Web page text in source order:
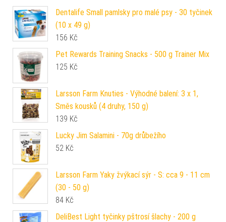
Dentalife Small pamlsky pro malé psy - 30 tyčinek
(10 x 49 g)
156 Kč
Pet Rewards Training Snacks - 500 g Trainer Mix
125 Kč
Larsson Farm Knuties - Výhodné balení: 3 x 1,
Směs kousků (4 druhy, 150 g)
139 Kč
Lucky Jim Salamini - 70g drůbežího
52 Kč
Larsson Farm Yaky žvýkací sýr - S: cca 9 - 11 cm
(30 - 50 g)
84 Kč
DeliBest Light tyčinky pštrosí šlachy - 200 g